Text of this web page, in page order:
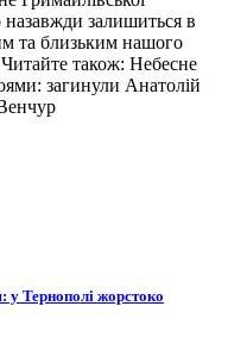
залишиться в
та близьким нашого
також: Небесне
загинули Анатолій
у Тернополі жорстоко